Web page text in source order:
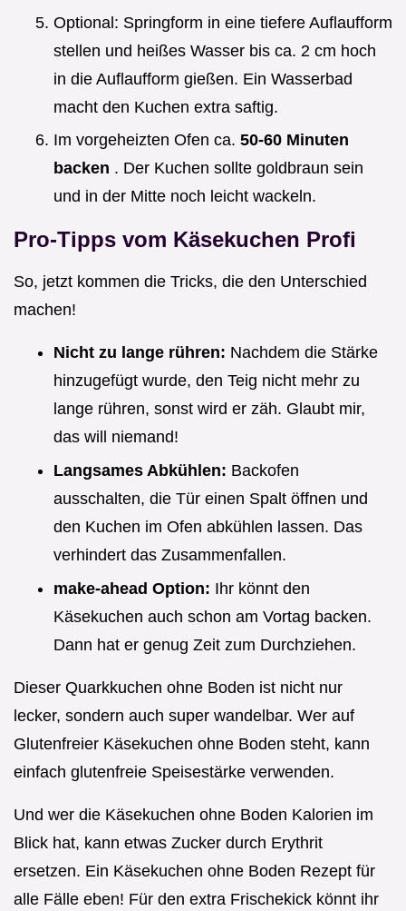
Optional: Springform in eine tiefere Auflaufform
stellen und heißes Wasser bis ca. 2 cm hoch
in die Auflaufform gießen. Ein Wasserbad
macht den Kuchen extra saftig.
Im vorgeheizten Ofen ca. 50-60 Minuten
backen . Der Kuchen sollte goldbraun sein
und in der Mitte noch leicht wackeln.
Pro-Tipps vom Käsekuchen Profi
So, jetzt kommen die Tricks, die den Unterschied
machen!
Nicht zu lange rühren: Nachdem die Stärke
hinzugefügt wurde, den Teig nicht mehr zu
lange rühren, sonst wird er zäh. Glaubt mir,
das will niemand!
Langsames Abkühlen: Backofen
ausschalten, die Tür einen Spalt öffnen und
den Kuchen im Ofen abkühlen lassen. Das
verhindert das Zusammenfallen.
make-ahead Option: Ihr könnt den
Käsekuchen auch schon am Vortag backen.
Dann hat er genug Zeit zum Durchziehen.
Dieser Quarkkuchen ohne Boden ist nicht nur
lecker, sondern auch super wandelbar. Wer auf
Glutenfreier Käsekuchen ohne Boden steht, kann
einfach glutenfreie Speisestärke verwenden.
Und wer die Käsekuchen ohne Boden Kalorien im
Blick hat, kann etwas Zucker durch Erythrit
ersetzen. Ein Käsekuchen ohne Boden Rezept für
alle Fälle eben! Für den extra Frischekick könnt ihr